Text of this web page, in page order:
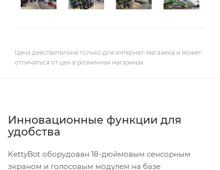
Цена действительна только для интернет-магазина и может
отличаться от цен в розничных магазинах
Инновационные функции для
удобства
KettyBot оборудован 18-дюймовым сенсорным
экраном и голосовым модулем на базе